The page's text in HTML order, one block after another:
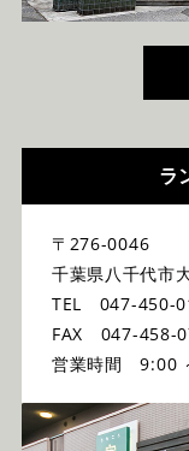
ラ
〒276-0046
千葉県八千代市
TEL 047-450-
FAX 047-458-
営業時間 9:00